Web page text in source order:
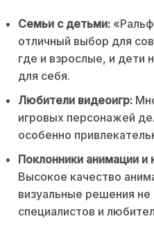
Семьи с детьми:
отличный выбор для
где и взрослые, и дети
для себя.
Любители видеоигр:
игровых персонажей
особенно
Поклонники анимации и
Высокое качество
визуальные решения
специалистов и